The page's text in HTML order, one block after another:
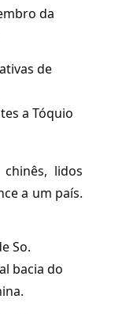
da
de
a Tóquio
lidos
a um país.
So.
bacia do